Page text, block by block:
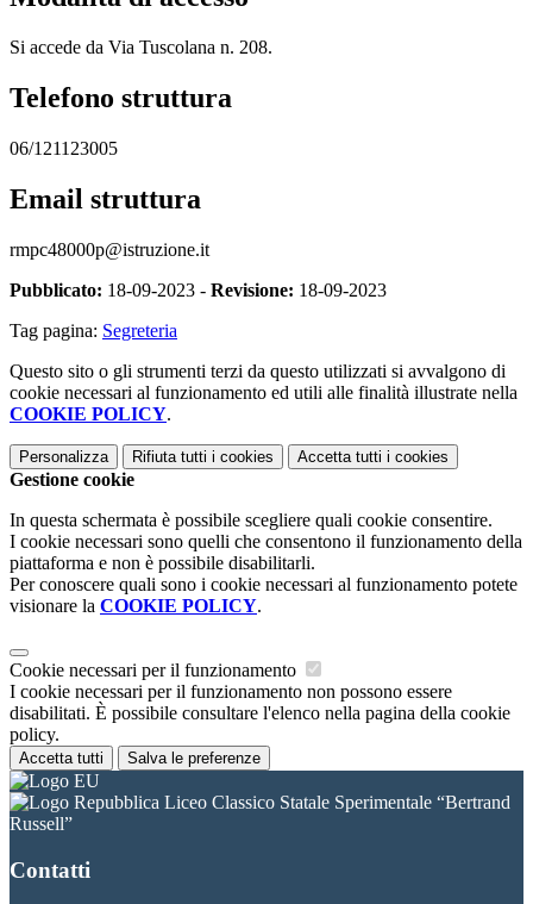
Si accede da Via Tuscolana n. 208.
Telefono struttura
06/121123005
Email struttura
rmpc48000p@istruzione.it
Pubblicato: 18-09-2023 - Revisione: 18-09-2023
Tag pagina: Segreteria
Questo sito o gli strumenti terzi da questo utilizzati si avvalgono di
cookie necessari al funzionamento ed utili alle finalità illustrate nella
COOKIE POLICY.
Personalizza Rifiuta tutti i cookies Accetta tutti i cookies
Gestione cookie
In questa schermata è possibile scegliere quali cookie consentire.
I cookie necessari sono quelli che consentono il funzionamento della
piattaforma e non è possibile disabilitarli.
Per conoscere quali sono i cookie necessari al funzionamento potete
visionare la COOKIE POLICY.
Cookie necessari per il funzionamento
I cookie necessari per il funzionamento non possono essere
disabilitati. È possibile consultare l'elenco nella pagina della cookie
policy.
Accetta tutti Salva le preferenze
Liceo Classico Statale Sperimentale “Bertrand
Russell”
Contatti